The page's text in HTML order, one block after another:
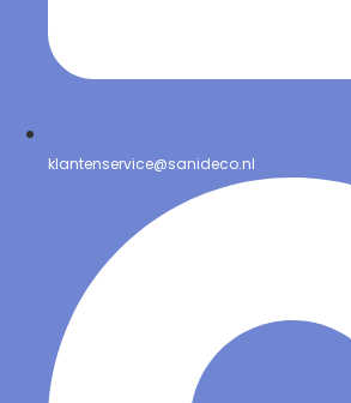
klantenservice@sanideco.nl